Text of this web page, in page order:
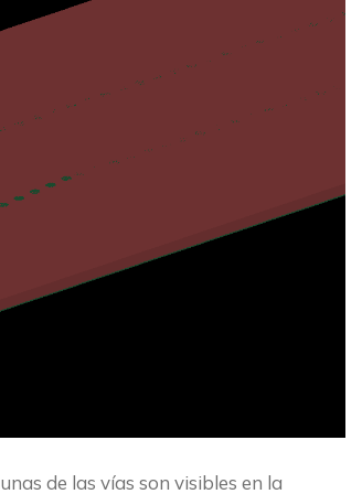
de las vías son visibles en la